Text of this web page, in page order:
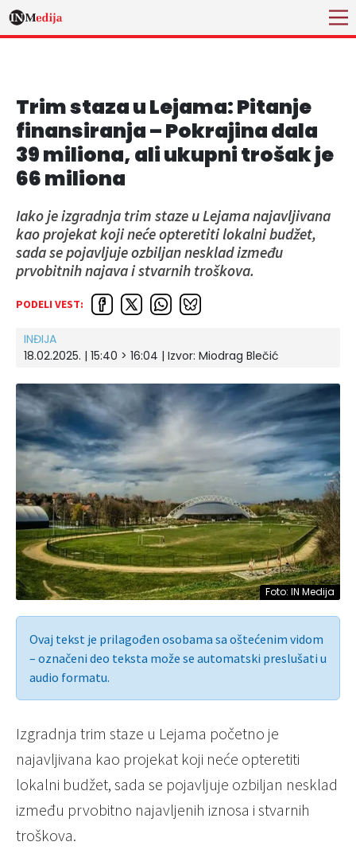
Trim staza u Lejama: Pitanje
finansiranja – Pokrajina dala
39 miliona, ali ukupni trošak je
66 miliona
Iako je izgradnja trim staze u Lejama najavljivana
kao projekat koji neće opteretiti lokalni budžet,
sada se pojavljuje ozbiljan nesklad između
prvobitnih najava i stvarnih troškova.
PODELI VEST:
INĐIJA
18.02.2025. | 15:40 > 16:04 | Izvor: Miodrag Blečić
Foto: IN Medija
Ovaj tekst je prilagođen osobama sa oštećenim vidom
– označeni deo teksta može se automatski preslušati u
audio formatu.
Izgradnja trim staze u Lejama početno je
najavljivana kao projekat koji neće opteretiti
lokalni budžet, sada se pojavljuje ozbiljan nesklad
između prvobitno najavljenih iznosa i stvarnih
troškova.